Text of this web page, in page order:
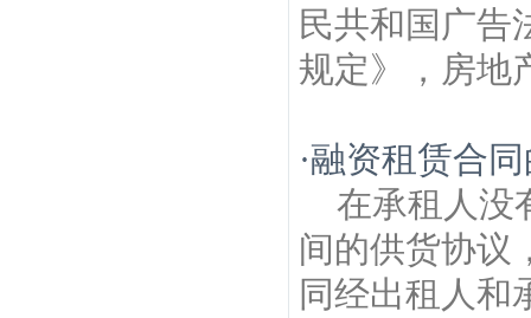
民共和国广告
规定》，房地
·融资租赁合
在承租人没
间的供货协
同经出租人和